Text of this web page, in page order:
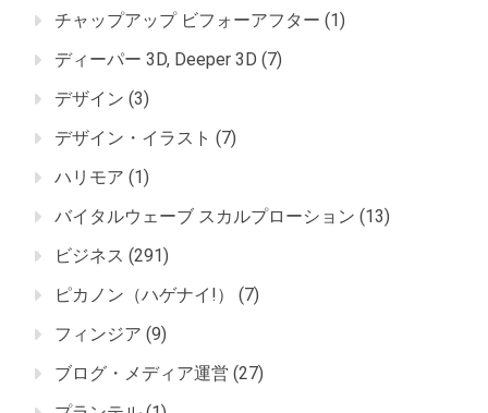
チャップアップ ビフォーアフター (1)
ディーパー 3D, Deeper 3D (7)
デザイン (3)
デザイン・イラスト (7)
ハリモア (1)
バイタルウェーブ スカルプローション (13)
ビジネス (291)
ピカノン（ハゲナイ!）
(7)
フィンジア (9)
ブログ・メディア運営 (27)